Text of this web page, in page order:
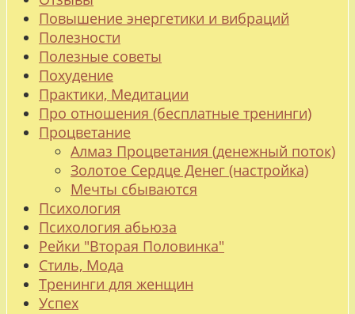
Повышение энергетики и вибраций
Полезности
Полезные советы
Похудение
Практики, Медитации
Про отношения (бесплатные тренинги)
Процветание
Алмаз Процветания (денежный поток)
Золотое Сердце Денег (настройка)
Мечты сбываются
Психология
Психология абьюза
Рейки "Вторая Половинка"
Стиль, Мода
Тренинги для женщин
Успех